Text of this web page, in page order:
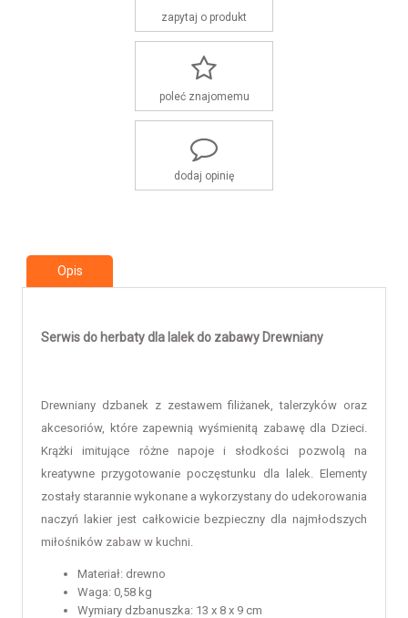
zapytaj o produkt
poleć znajomemu
dodaj opinię
Opis
Serwis do herbaty dla lalek do zabawy Drewniany
Drewniany dzbanek z zestawem filiżanek, talerzyków oraz
akcesoriów, które zapewnią wyśmienitą zabawę dla Dzieci.
Krążki imitujące różne napoje i słodkości pozwolą na
kreatywne przygotowanie poczęstunku dla lalek. Elementy
zostały starannie wykonane a wykorzystany do udekorowania
naczyń lakier jest całkowicie bezpieczny dla najmłodszych
miłośników zabaw w kuchni
Materiał: drewno
Waga: 0,58 kg
Wymiary dzbanuszka: 13 x 8 x 9 cm